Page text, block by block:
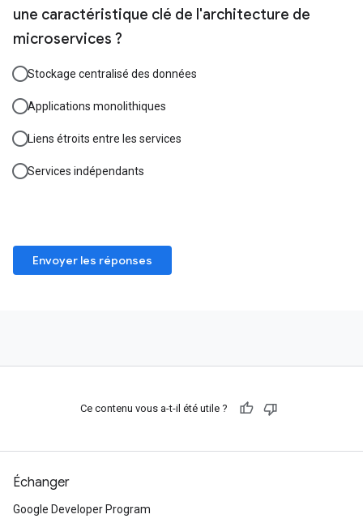
une caractéristique clé de l'architecture de
microservices ?
Stockage centralisé des données
Applications monolithiques
Liens étroits entre les services
Services indépendants
Envoyer les réponses
Ce contenu vous a-t-il été utile ?
Échanger
Google Developer Program